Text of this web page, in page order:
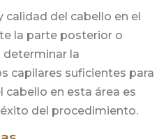
calidad del cabello en el
la parte posterior o
determinar la
capilares suficientes para
cabello en esta área es
del procedimiento.